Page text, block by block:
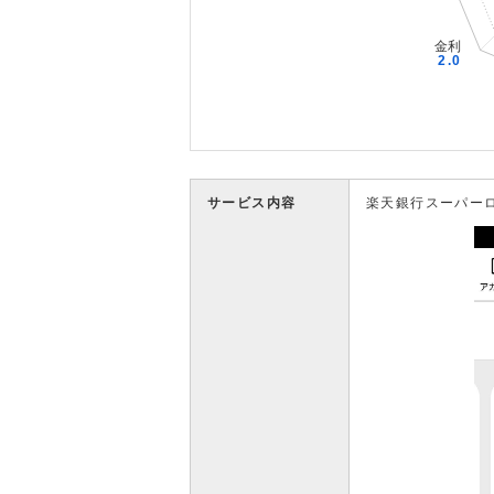
サービス内容 楽天銀行スーパー